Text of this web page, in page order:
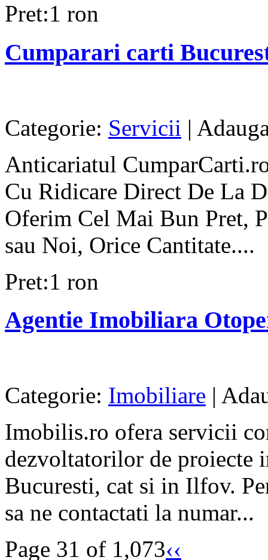
Pret:1 ron
Cumparari carti
Categorie: Servicii |
Anticariatul
Cu Ridicare Direct De La
Oferim Cel Mai Bun Pret,
sau Noi, Orice Cantitate....
Pret:1 ron
Agentie Imobiliara
Categorie: Imobiliare |
Imobilis.ro ofera servicii
dezvoltatorilor de proiecte
Bucuresti, cat si in Ilfov.
sa ne contactati la numar...
Page 31 of 1,073‹‹